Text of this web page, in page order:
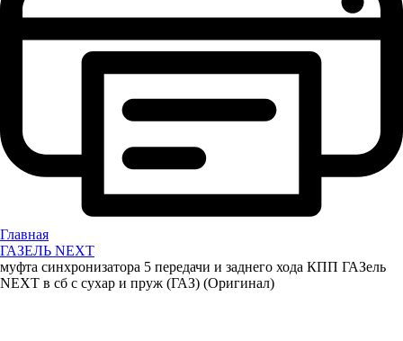
Главная
ГАЗЕЛЬ NEXT
муфта синхронизатора 5 передачи и заднего хода КПП ГАЗель
NEXT в сб с сухар и пруж (ГАЗ) (Оригинал)